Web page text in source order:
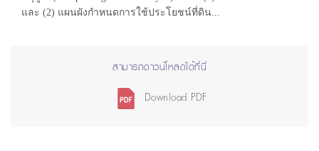
และ (2) แผนผังกำหนดการใช้ประโยชน์ที่ดิน...
สามารถดาวน์โหลดได้ที่นี่
Download PDF